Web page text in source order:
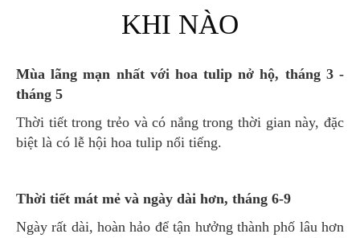
KHI NÀO
Mùa lãng mạn nhất với hoa tulip nở hộ, tháng 3 -
tháng 5
Thời tiết trong trẻo và có nắng trong thời gian này, đặc
biệt là có lễ hội hoa tulip nổi tiếng.
Thời tiết mát mẻ và ngày dài hơn, tháng 6-9
Ngày rất dài, hoàn hảo để tận hưởng thành phố lâu hơn